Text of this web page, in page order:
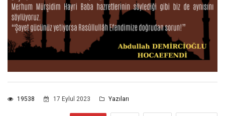
19538 17 Eylul 2023 Yazıları